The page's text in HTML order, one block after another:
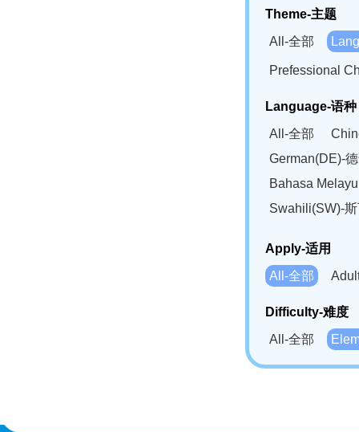
Theme-主题
All-全部
Prefessional
Language-语种
All-全部
German(DE)-
Bahasa
Swahili(SW)-
Apply-适用
All-全部
Difficulty-难度
All-全部